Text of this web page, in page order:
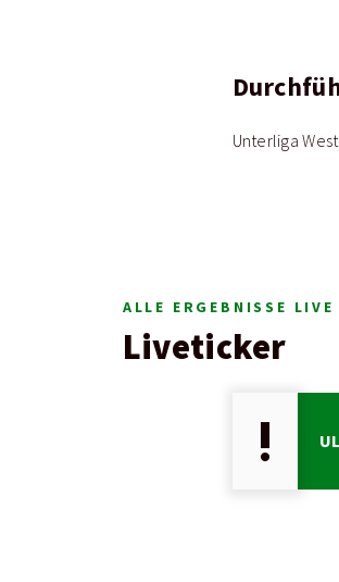
Unterliga West
ALLE ERGEBNISSE LIVE
Liveticker
priority_high